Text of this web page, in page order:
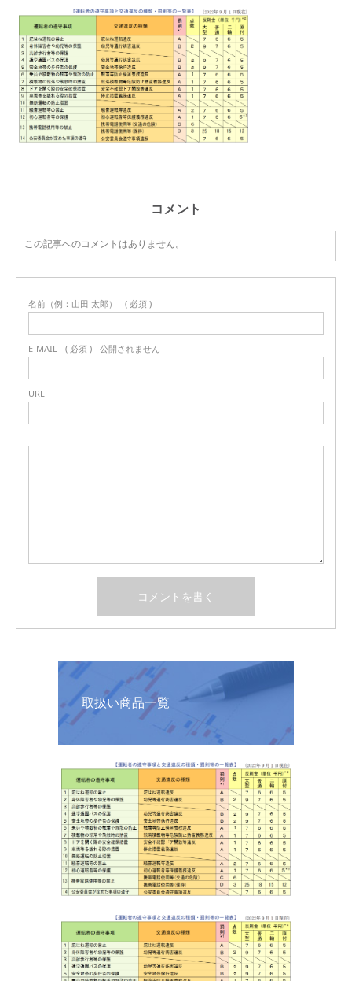
コメント
この記事へのコメントはありません。
名前（例：山田 太郎） ( 必須 )
E-MAIL ( 必須 ) - 公開されません -
URL
取扱い商品一覧